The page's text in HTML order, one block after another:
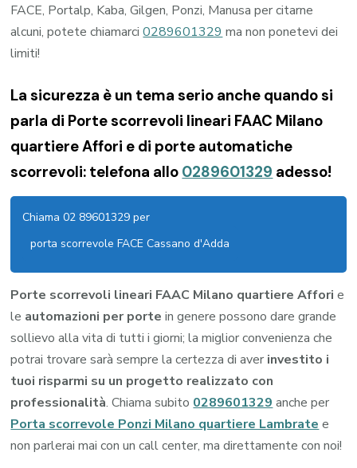
FACE, Portalp, Kaba, Gilgen, Ponzi, Manusa per citarne
alcuni, potete chiamarci0289601329 ma non ponetevi dei
limiti!
La sicurezza è un tema serio anche quando si
parla di Porte scorrevoli lineari FAAC Milano
quartiere Affori e di porte automatiche
scorrevoli: telefona allo 0289601329 adesso!
Chiama 02 89601329 per
porta scorrevole FACE Cassano d'Adda
Porte scorrevoli lineari FAAC Milano quartiere Afforie
le automazioni per portein genere possono dare grande
sollievo alla vita di tutti i giorni; la miglior convenienza che
potrai trovare sarà sempre la certezza di aver investito i
tuoi risparmi su un progetto realizzato con
professionalità. Chiama subito0289601329anche per
Porta scorrevole Ponzi Milano quartiere Lambratee
non parlerai mai con un call center, ma direttamente con noi!